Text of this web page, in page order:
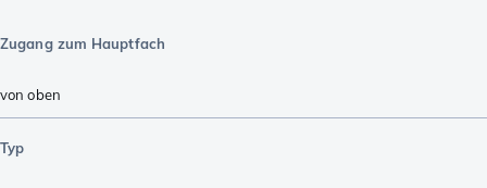
Zugang zum Hauptfach
von oben
Typ